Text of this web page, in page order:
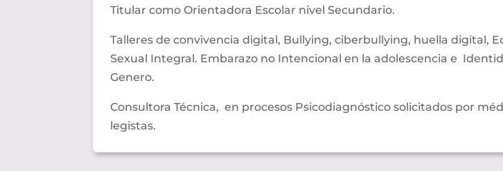
Titular como Orientadora Escolar nivel Secundario.
Talleres de convivencia digital, Bullying,ciberbullying, huella digital,
Sexual Integral. Embarazo no Intencional en la adolescencia e
Genero.
Consultora Técnica, en procesos Psicodiagnóstico solicitados por
legistas.